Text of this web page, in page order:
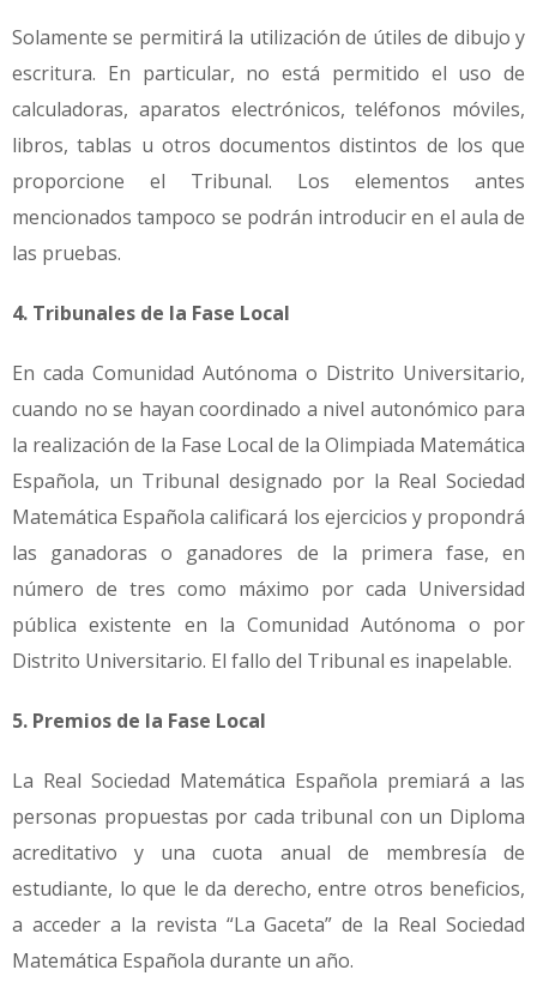
Solamente se permitirá la utilización de útiles de dibujo y
escritura. En particular, no está permitido el uso de
calculadoras, aparatos electrónicos, teléfonos móviles,
libros, tablas u otros documentos distintos de los que
proporcione el Tribunal. Los elementos antes
mencionados tampoco se podrán introducir en el aula de
las pruebas.
4. Tribunales de la Fase Local
En cada Comunidad Autónoma o Distrito Universitario,
cuando no se hayan coordinado a nivel autonómico para
la realización de la Fase Local de la Olimpiada Matemática
Española, un Tribunal designado por la Real Sociedad
Matemática Española calificará los ejercicios y propondrá
las ganadoras o ganadores de la primera fase, en
número de tres como máximo por cada Universidad
pública existente en la Comunidad Autónoma o por
Distrito Universitario. El fallo del Tribunal es inapelable.
5. Premios de la Fase Local
La Real Sociedad Matemática Española premiará a las
personas propuestas por cada tribunal con un Diploma
acreditativo y una cuota anual de membresía de
estudiante, lo que le da derecho, entre otros beneficios,
a acceder a la revista “La Gaceta” de la Real Sociedad
Matemática Española durante un año.